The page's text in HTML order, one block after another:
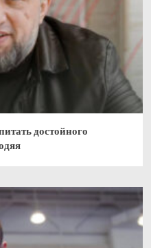
достойного